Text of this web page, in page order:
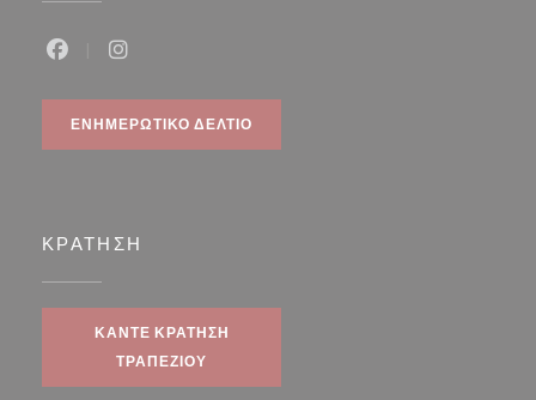
ΕΝΗΜΕΡΩΤΙΚΌ ΔΕΛΤΊΟ
ΚΡΆΤΗΣΗ
ΚΆΝΤΕ ΚΡΆΤΗΣΗ
ΤΡΑΠΕΖΙΟΎ